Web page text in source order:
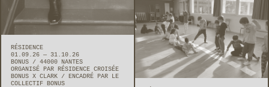
RÉSIDENCE
01.09.26 — 31.10.26
BONUS
44000 NANTES
ORGANISÉ PAR RÉSIDENCE CROISÉE
BONUS X CLARK
ENCADRÉ PAR LE
COLLECTIF BONUS